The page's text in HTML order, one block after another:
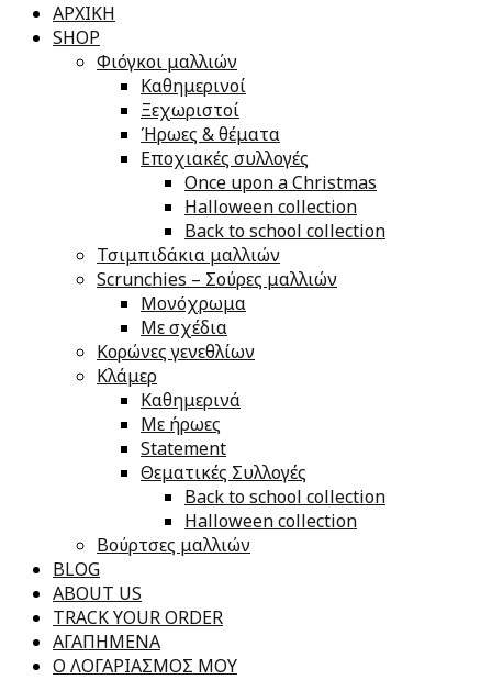
ΑΡΧΙΚΗ
SHOP
Φιόγκοι μαλλιών
Καθημερινοί
Ξεχωριστοί
Ήρωες & θέματα
Εποχιακές συλλογές
Once upon a Christmas
Halloween collection
Back to school collection
Τσιμπιδάκια μαλλιών
Scrunchies – Σούρες μαλλιών
Μονόχρωμα
Με σχέδια
Κορώνες γενεθλίων
Κλάμερ
Καθημερινά
Με ήρωες
Statement
Θεματικές Συλλογές
Back to school collection
Halloween collection
Βούρτσες μαλλιών
BLOG
ABOUT US
TRACK YOUR ORDER
ΑΓΑΠΗΜΕΝΑ
Ο ΛΟΓΑΡΙΑΣΜΟΣ ΜΟΥ